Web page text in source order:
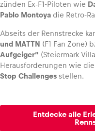
zünden Ex-F1-Piloten wie
Pablo Montoya die Retro-
Abseits der Rennstrecke
und MATTN (F1 Fan Zone)
Aufgeiger“ (Steiermark
Herausforderungen wie die
Stop Challenges stellen.
Entdecke alle